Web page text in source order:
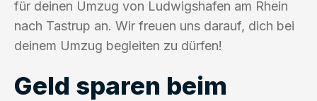
für deinen Umzug von Ludwigshafen am Rhein
nach Tastrup an. Wir freuen uns darauf, dich bei
deinem Umzug begleiten zu dürfen!
Geld sparen beim